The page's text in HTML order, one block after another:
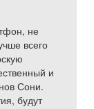
не
всего
и
Сони.
будут